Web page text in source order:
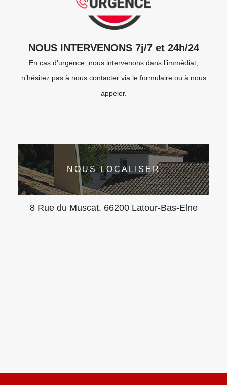
NOUS INTERVENONS 7j/7 et 24h/24
En cas d’urgence, nous intervenons dans l’immédiat,
n’hésitez pas à nous contacter via le formulaire ou à nous
appeler.
NOUS LOCALISER
8 Rue du Muscat, 66200 Latour-Bas-Elne